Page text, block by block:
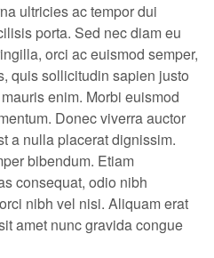
ultricies ac tempor dui
porta. Sed nec diam eu
orci ac euismod semper,
quis sollicitudin sapien justo
enim. Morbi euismod
Donec viverra auctor
a nulla placerat dignissim.
bibendum. Etiam
consequat, odio nibh
nibh vel nisi. Aliquam erat
amet nunc gravida congue